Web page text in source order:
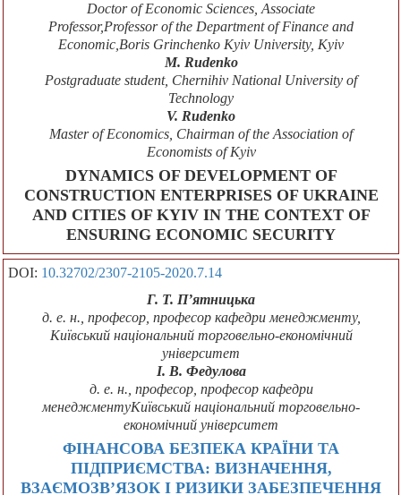
Doctor of Economic Sciences, Associate
Professor,Professor of the Department of Finance and
Economic,Boris Grinchenko Kyiv University, Kyiv
M. Rudenko
Postgraduate student, Chernihiv National University of
Technology
V. Rudenko
Master of Economics, Chairman of the Association of
Economists of Kyiv
DYNAMICS OF DEVELOPMENT OF
CONSTRUCTION ENTERPRISES OF UKRAINE
AND CITIES OF KYIV IN THE CONTEXT OF
ENSURING ECONOMIC SECURITY
DOI: 10.32702/2307-2105-2020.7.14
Г. Т. П’ятницька
д. е. н., професор, професор кафедри менеджменту,
Київський національний торговельно-економічний
університет
І. В. Федулова
д. е. н., професор, професор кафедри
менеджментуКиївський національний торговельно-
економічний університет
ФІНАНСОВА БЕЗПЕКА КРАЇНИ ТА
ПІДПРИЄМСТВА: ВИЗНАЧЕННЯ,
ВЗАЄМОЗВ’ЯЗОК І РИЗИКИ ЗАБЕЗПЕЧЕННЯ